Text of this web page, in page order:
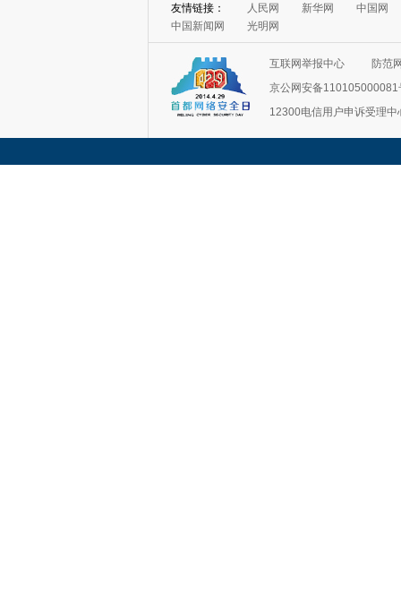
友情链接： 人民网 新华网
中国网
中国新闻网
光明网
互联网举报中心
防范
京公网安备110105000081
12300电信用户申诉受理中